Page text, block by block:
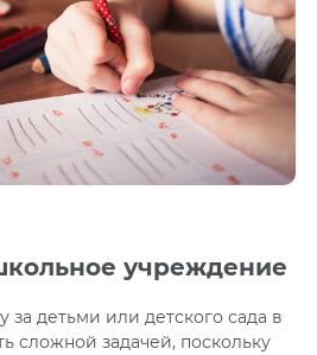
учреждение
за детьми или детского сада в
сложной задачей, поскольку